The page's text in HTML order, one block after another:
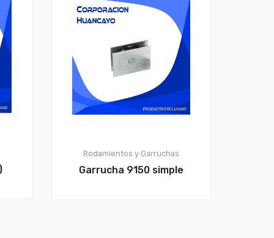
Rodamientos y Garruchas
Garrucha 9150 simple